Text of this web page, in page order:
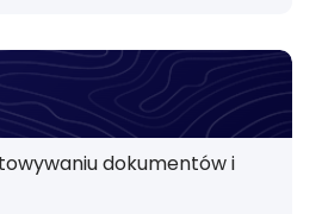
dokumentów i